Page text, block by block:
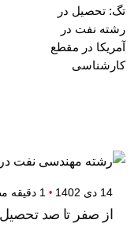
تگ: تحصیل در
رشته نفت در
آمریکا در مقطع
کارشناسی
14 دی 1402 1 دقیقه مطالعه
از صفر تا صد